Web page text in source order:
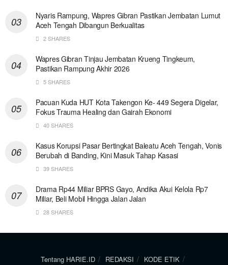
Nyaris Rampung, Wapres Gibran Pastikan Jembatan Lumut
Aceh Tengah Dibangun Berkualitas
2 SHARES
Wapres Gibran Tinjau Jembatan Krueng Tingkeum,
Pastikan Rampung Akhir 2026
5 SHARES
Pacuan Kuda HUT Kota Takengon Ke- 449 Segera Digelar,
Fokus Trauma Healing dan Gairah Ekonomi
40 SHARES
Kasus Korupsi Pasar Bertingkat Baleatu Aceh Tengah, Vonis
Berubah di Banding, Kini Masuk Tahap Kasasi
39 SHARES
Drama Rp44 Miliar BPRS Gayo, Andika Akui Kelola Rp7
Miliar, Beli Mobil Hingga Jalan Jalan
28 SHARES
Tentang HARIE.ID REDAKSI KODE ETIK